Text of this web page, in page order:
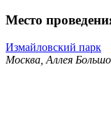
Место
Измайловский парк
Москва, Аллея